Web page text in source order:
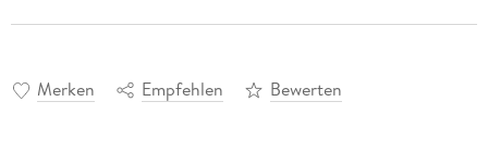
Merken Empfehlen Bewerten